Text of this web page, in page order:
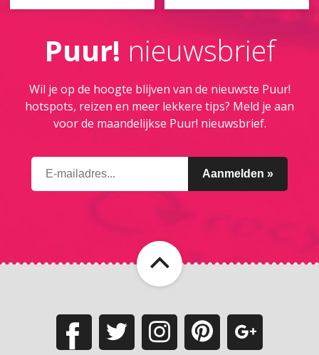
Puur! nieuwsbrief
Wil je op de hoogte blijven van de nieuwste Puur!
hotspots, reizen en meer lekkere tips? Meld je aan
voor de maandelijkse Puur! nieuwsbrief.